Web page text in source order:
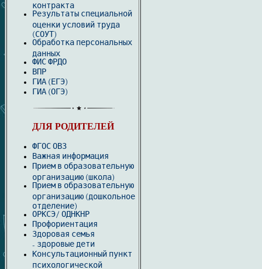
контракта
Результаты специальной
оценки условий труда
(СОУТ)
Обработка персональных
данных
ФИС ФРДО
ВПР
ГИА (ЕГЭ)
ГИА (ОГЭ)
ДЛЯ РОДИТЕЛЕЙ
ФГОС ОВЗ
Важная информация
Прием в образовательную
организацию (школа)
Прием в образовательную
организацию (дошкольное
отделение)
ОРКСЭ/ ОДНКНР
Профориентация
Здоровая семья
- здоровые дети
Консультационный пункт
психологической